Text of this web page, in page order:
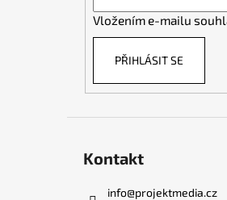
Vložením e-mailu
PŘIHLÁSIT SE
Kontakt
info@projektmedia.cz